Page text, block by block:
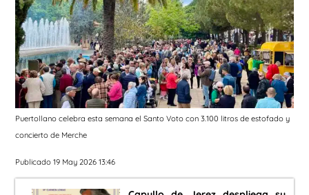
Puertollano celebra esta semana el Santo Voto con 3.100 litros de estofado y
concierto de Merche
Publicado 19 May 2026 13:46